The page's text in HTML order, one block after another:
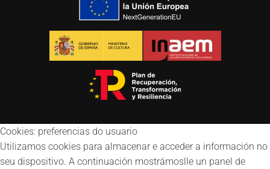
Cookies: preferencias do usuario
Utilizamos cookies para almacenar e acceder a información no
seu dispositivo. A continuación mostrámoslle un panel de